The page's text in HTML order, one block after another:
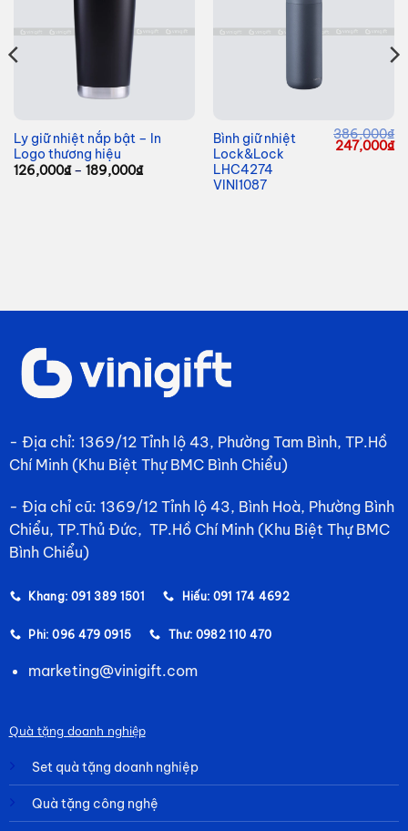
Ly giữ nhiệt nắp bật – In
Logo thương hiệu
126,000₫ – 189,000₫Khoảng
Bình giữ nhiệt
Lock&Lock
LHC4274
VINI1087
386,000₫
Giá
247,000₫
- Địa chỉ: 1369/12 Tỉnh lộ 43, Phường Tam Bình, TP.Hồ
Chí Minh (Khu Biệt Thự BMC Bình Chiểu)
- Địa chỉ cũ: 1369/12 Tỉnh lộ 43, Bình Hoà, Phường Bình
Chiểu, TP.Thủ Đức, TP.Hồ Chí Minh (Khu Biệt Thự BMC
Bình Chiểu)
Khang: 091 389 1501 Hiếu: 091 174 4692
Phi: 096 479 0915 Thư: 0982 110 470
marketing@vinigift.com
Quà tặng doanh nghiệp
Set quà tặng doanh nghiệp
Quà tặng công nghệ